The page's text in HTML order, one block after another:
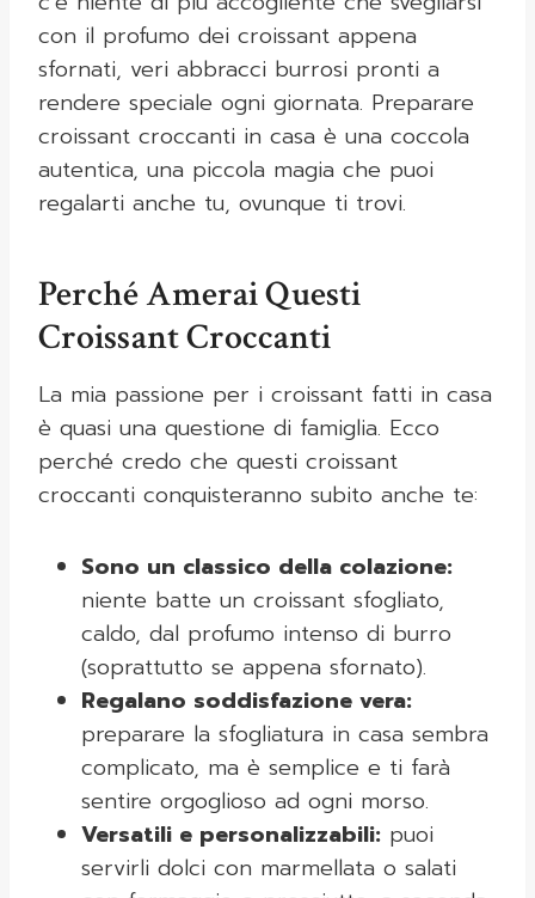
con il profumo dei croissant appena
sfornati, veri abbracci burrosi pronti a
rendere speciale ogni giornata. Preparare
croissant croccanti in casa è una coccola
autentica, una piccola magia che puoi
regalarti anche tu, ovunque ti trovi.
Perché Amerai Questi
Croissant Croccanti
La mia passione per i croissant fatti in casa
è quasi una questione di famiglia. Ecco
perché credo che questi croissant
croccanti conquisteranno subito anche te:
Sono un classico della colazione:
niente batte un croissant sfogliato,
caldo, dal profumo intenso di burro
(soprattutto se appena sfornato).
Regalano soddisfazione vera:
preparare la sfogliatura in casa sembra
complicato, ma è semplice e ti farà
sentire orgoglioso ad ogni morso.
Versatili e personalizzabili: puoi
servirli dolci con marmellata o salati